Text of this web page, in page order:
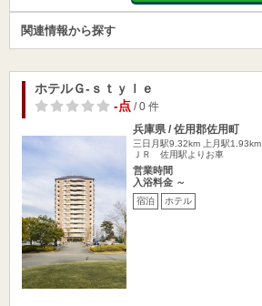
関連情報から探す
ホテルＧ‐ｓｔｙｌｅ
-点/ 0 件
兵庫県 / 佐用郡佐用町
三日月駅9.32km
上月駅1.93km
ＪＲ 佐用駅よりお車
営業時間
入浴料金 ～
宿泊 ホテル